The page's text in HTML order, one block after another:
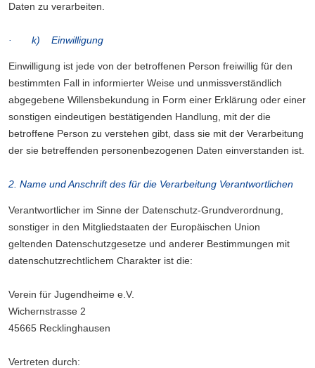
Daten zu verarbeiten.
· k) Einwilligung
Einwilligung ist jede von der betroffenen Person freiwillig für den
bestimmten Fall in informierter Weise und unmissverständlich
abgegebene Willensbekundung in Form einer Erklärung oder einer
sonstigen eindeutigen bestätigenden Handlung, mit der die
betroffene Person zu verstehen gibt, dass sie mit der Verarbeitung
der sie betreffenden personenbezogenen Daten einverstanden ist.
2. Name und Anschrift des für die Verarbeitung Verantwortlichen
Verantwortlicher im Sinne der Datenschutz-Grundverordnung,
sonstiger in den Mitgliedstaaten der Europäischen Union
geltenden Datenschutzgesetze und anderer Bestimmungen mit
datenschutzrechtlichem Charakter ist die:
Verein für Jugendheime e.V.
Wichernstrasse 2
45665 Recklinghausen
Vertreten durch: